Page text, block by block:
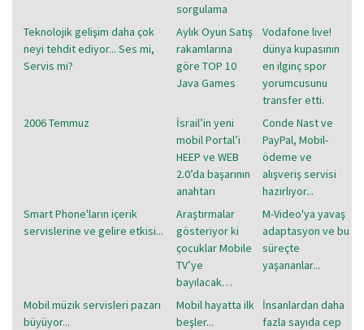
sorgulama
Teknolojik gelişim daha çok
neyi tehdit ediyor... Ses mi,
Servis mi?
Aylık Oyun Satış
rakamlarına
göre TOP 10
Java Games
Vodafone live!
dünya kupasının
en ilginç spor
yorumcusunu
transfer etti.
2006 Temmuz
İsrail’in yeni
mobil Portal’i
HEEP ve WEB
2.0’da başarının
anahtarı
Conde Nast ve
PayPal, Mobil-
ödeme ve
alışveriş servisi
hazırlıyor...
Smart Phone'ların içerik
servislerine ve gelire etkisi...
Araştırmalar
gösteriyor ki
çocuklar Mobile
TV’ye
bayılacak…
M-Video'ya yavaş
adaptasyon ve bu
süreçte
yaşananlar...
Mobil müzik servisleri pazarı
büyüyor...
Mobil hayatta ilk
beşler...
İnsanlardan daha
fazla sayıda cep